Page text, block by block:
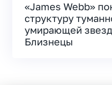
«James Webb»
структуру
умирающей
Близнецы